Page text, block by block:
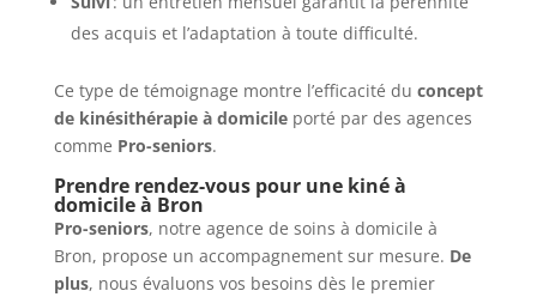
des acquis et l’adaptation à toute difficulté.
Ce type de témoignage montre l’efficacité du concept
de kinésithérapie à domicileporté par des agences
comme Pro-seniors.
Prendre rendez-vous pour une kiné à
domicile à Bron
Pro-seniors, notre agence de soins à domicile à
Bron, propose un accompagnement sur mesure. De
plus, nous évaluons vos besoins dès le premier